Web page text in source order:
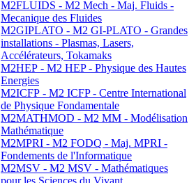
M2FLUIDS - M2 Mech - Maj. Fluids -
Mecanique des Fluides
M2GIPLATO - M2 GI-PLATO - Grandes
installations - Plasmas, Lasers,
Accélérateurs, Tokamaks
M2HEP - M2 HEP - Physique des Hautes
Energies
M2ICFP - M2 ICFP - Centre International
de Physique Fondamentale
M2MATHMOD - M2 MM - Modélisation
Mathématique
M2MPRI - M2 FODQ - Maj. MPRI -
Fondements de l'Informatique
M2MSV - M2 MSV - Mathématiques
pour les Sciences du Vivant